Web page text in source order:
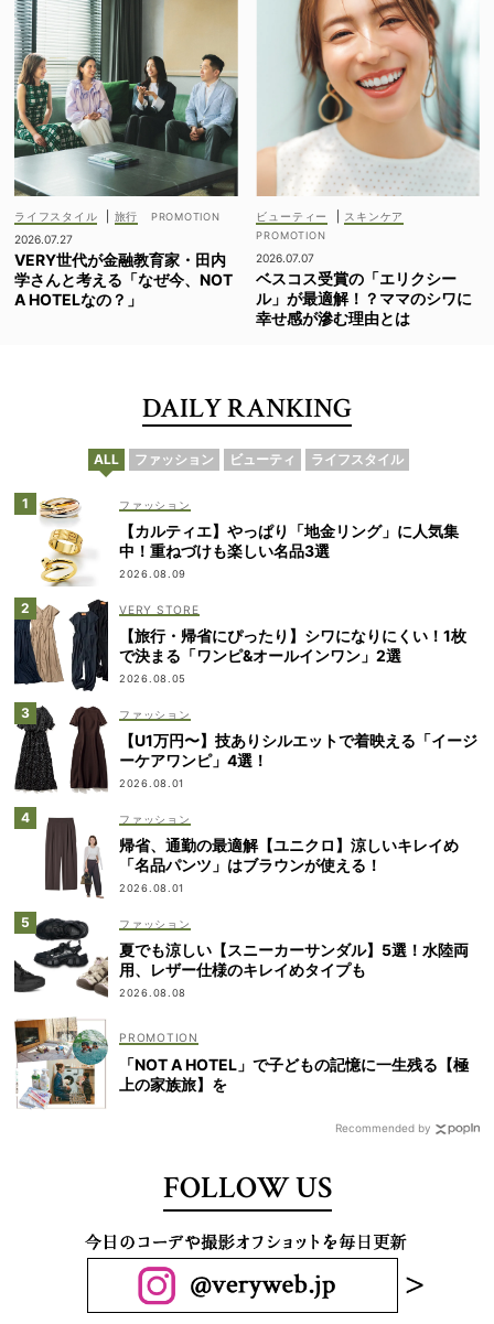
ライフスタイル
旅行
2026.07.27
VERY世代が金融教育家・田内
学さんと考える「なぜ今、NOT
A HOTELなの？」
ビューティー スキンケア
2026.07.07
ベスコス受賞の「エリクシー
ル」が最適解！？ママのシワに
幸せ感が滲む理由とは
DAILY RANKING
ALL ファッション ビューティ ライフスタイル
ファッション
【カルティエ】やっぱり「地金リング」に人気集
中！重ねづけも楽しい名品3選
2026.08.09
VERY STORE
【旅行・帰省にぴったり】シワになりにくい！1枚
で決まる「ワンピ&オールインワン」2選
2026.08.05
ファッション
【U1万円〜】技ありシルエットで着映える「イージ
ーケアワンピ」4選！
2026.08.01
ファッション
帰省、通勤の最適解【ユニクロ】涼しいキレイめ
「名品パンツ」はブラウンが使える！
2026.08.01
ファッション
夏でも涼しい【スニーカーサンダル】5選！水陸両
用、レザー仕様のキレイめタイプも
2026.08.08
「NOT A HOTEL」で子どもの記憶に一生残る【極
上の家族旅】を
Recommended by
FOLLOW US